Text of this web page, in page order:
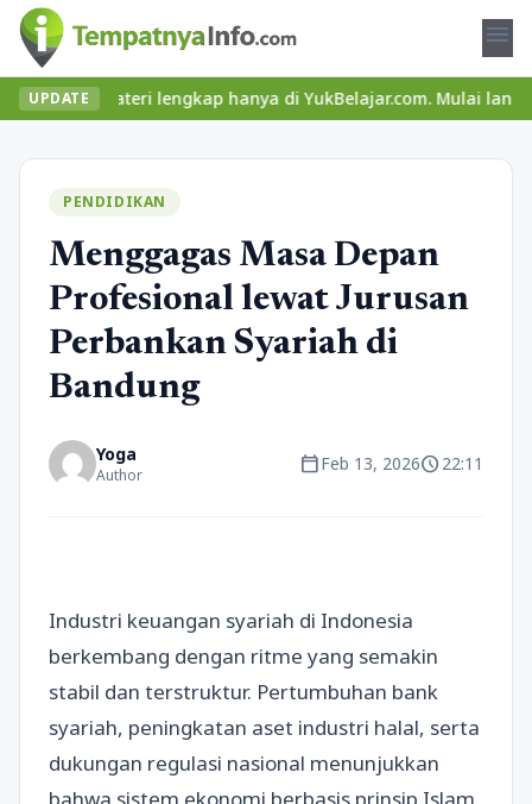
menu
UPDATElengkap hanya di YukBelajar.com. Mulai langkah
PENDIDIKAN
Menggagas Masa Depan
Profesional lewat Jurusan
Perbankan Syariah di
Bandung
Yoga
Author calendar_todayFeb 13, 2026schedule22:11
Industri keuangan syariah di Indonesia
berkembang dengan ritme yang semakin
stabil dan terstruktur. Pertumbuhan bank
syariah, peningkatan aset industri halal, serta
dukungan regulasi nasional menunjukkan